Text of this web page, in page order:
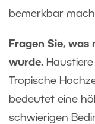
bemerkbar
Fragen Sie,
wurde.
Tropische
bedeutet eine
schwierigen